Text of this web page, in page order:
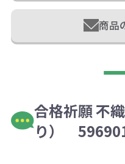
商品
合格祈願 不
り）